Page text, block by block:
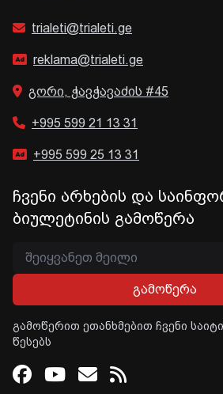
trialeti@trialeti.ge
reklama@trialeti.ge
გორი, ჭავჭავაძის #45
+995 599 21 13 31
+995 599 25 13 31
ჩვენი არხების და
ბიულეტინის გამოწერა
გამოწერა
გამოწერით ეთანხმებით ჩვენი
წესებს
Facebook
Youtube
Email
RSS